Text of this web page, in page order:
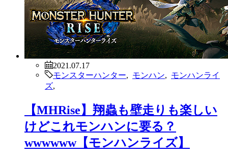
2021.07.17
モンスターハンター
モンハン
モンハンライ
ズ
【MHRise】翔蟲も壁走りも楽しい
けどこれモンハンに要る？
wwwwww【モンハンライズ】